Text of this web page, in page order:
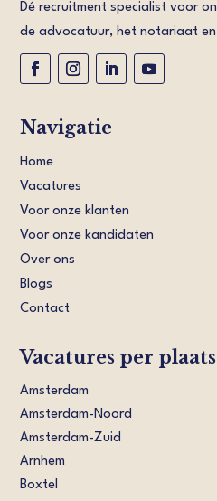
Dé recruitment specialist voor
de advocatuur, het notariaat
Navigatie
Home
Vacatures
Voor onze klanten
Voor onze kandidaten
Over ons
Blogs
Contact
Vacatures per plaats
Amsterdam
Amsterdam-Noord
Amsterdam-Zuid
Arnhem
Boxtel